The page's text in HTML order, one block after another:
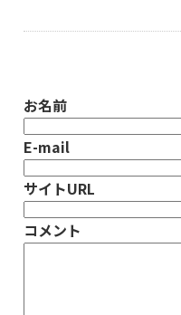
お名前
E-mail
サイトURL
コメント